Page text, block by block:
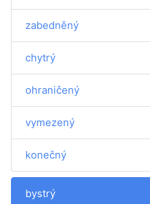
zabedněný
chytrý
ohraničený
vymezený
konečný
bystrý